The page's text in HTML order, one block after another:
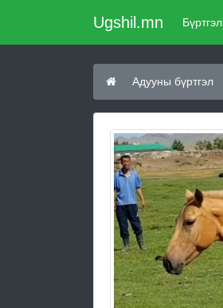
Ugshil.mn Бүртгэл
Адууны бүртгэл